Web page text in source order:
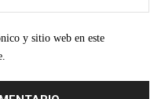
y sitio web en este